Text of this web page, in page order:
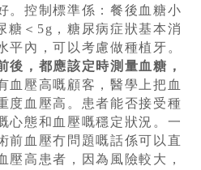
。控制標準係：餐後血糖小
糖＜5g，糖尿病症狀基本消
平內，可以考慮做種植牙。
後，都應該定時測量血糖，
血壓高嘅顧客，醫學上把血
度血壓高。患者能否接受種
心態和血壓嘅穩定狀況。一
前血壓冇問題嘅話係可以直
壓高患者，因為風險較大，